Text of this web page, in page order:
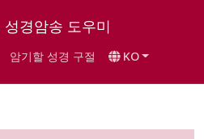
성경암송 도우미
암기할 성경 구절 KO